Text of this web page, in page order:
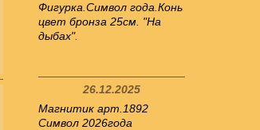
Фигурка.Символ года.Конь
цвет бронза 25см. "На
дыбах".
26.12.2025
Магнитик арт.1892
Символ 2026года